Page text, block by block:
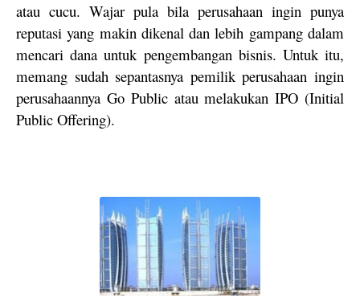
atau cucu. Wajar pula bila perusahaan ingin punya
reputasi yang makin dikenal dan lebih gampang dalam
mencari dana untuk pengembangan bisnis. Untuk itu,
memang sudah sepantasnya pemilik perusahaan ingin
perusahaannya Go Public atau melakukan IPO (Initial
Public Offering).